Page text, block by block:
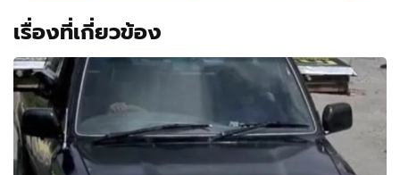
เรื่องที่เกี่ยวข้อง